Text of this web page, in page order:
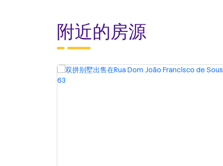
附近的房源